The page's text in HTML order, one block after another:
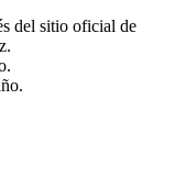
del sitio oficial de